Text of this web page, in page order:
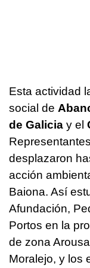
Esta actividad
social de
de Galicia y el
desplazaron
acción
Baiona. Así
Afundación,
Portos en la
de zona
Moralejo, y los